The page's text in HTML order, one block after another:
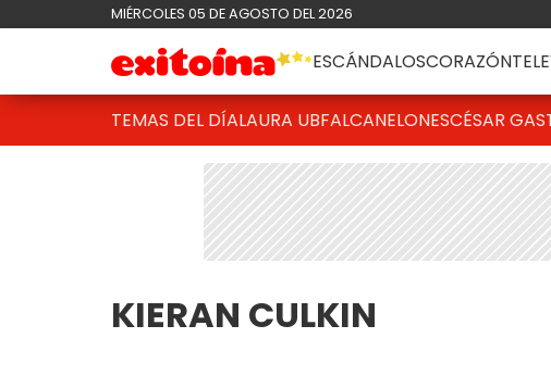
MIÉRCOLES 05 DE AGOSTO DEL 2026
ESCÁNDALOSCORAZÓN
TEMAS DEL DÍALAURA UBFALCANELONESCÉSAR
KIERAN CULKIN